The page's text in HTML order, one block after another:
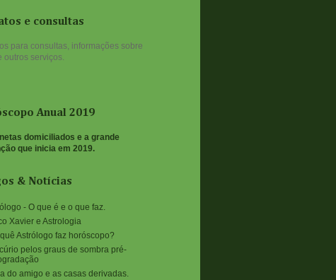
e consultas
para consultas, informações sobre
outros serviços.
Anual 2019
domiciliados e a grande
que inicia em 2019.
& Notícias
- O que é e o que faz.
Xavier e Astrologia
Astrólogo faz horóscopo?
pelos graus de sombra pré-
do amigo e as casas derivadas.